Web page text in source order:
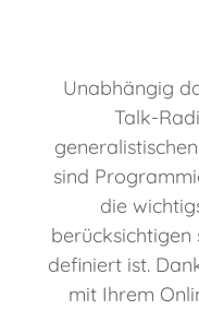
Unabhängig
Talk-
sind
die
berücksichtigen
definiert ist.
mit Ihrem